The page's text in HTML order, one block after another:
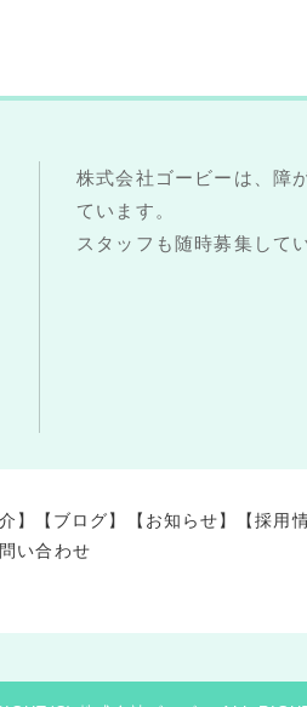
株式会社ゴービーは、障
ています。
スタッフも随時募集して
】 【ブログ】 【お知らせ】
【採用
い合わせ